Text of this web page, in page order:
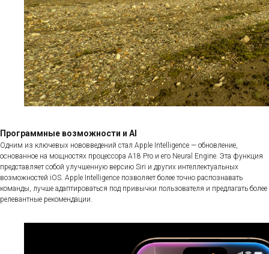
Программные возможности и AI
Одним из ключевых нововведений стал Apple Intelligence — обновление,
основанное на мощностях процессора A18 Pro и его Neural Engine. Эта функция
представляет собой улучшенную версию Siri и других интеллектуальных
возможностей iOS. Apple Intelligence позволяет более точно распознавать
команды, лучше адаптироваться под привычки пользователя и предлагать более
релевантные рекомендации.